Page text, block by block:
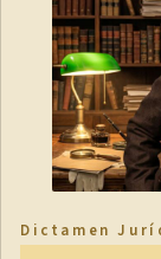
Dictamen